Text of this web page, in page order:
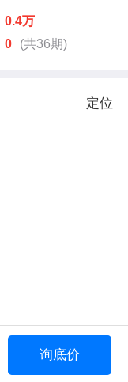
0.4万
0 (共36期)
定位
询底价